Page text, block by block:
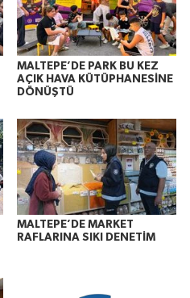
MALTEPE’DE PARK BU KEZ
AÇIK HAVA KÜTÜPHANESİNE
DÖNÜŞTÜ
MALTEPE’DE MARKET
RAFLARINA SIKI DENETİM